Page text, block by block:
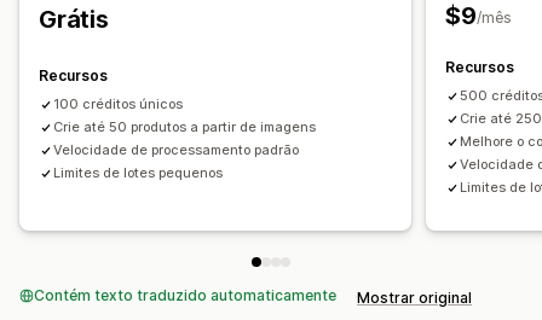
Grátis
Recursos
100 créditos únicos
Crie até 50 produtos a partir de imagens
Velocidade de processamento padrão
Limites de lotes pequenos
$9/mês
Recursos
500
Crie até
Melhore o
Velocidade
Limites de
Contém texto traduzido automaticamente Mostrar original